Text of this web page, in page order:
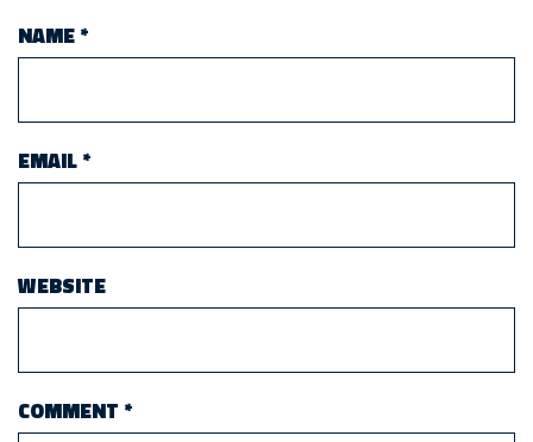
NAME*
EMAIL*
WEBSITE
COMMENT *